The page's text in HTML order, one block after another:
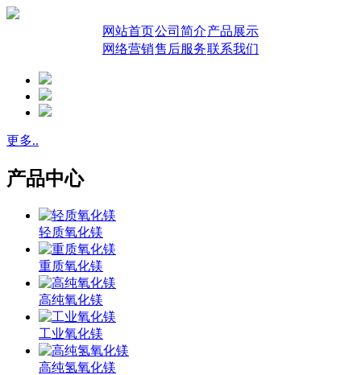
网站首页公司简介产品展示
网络营销售后服务联系我们
更多..
产品中心
轻质氧化镁
重质氧化镁
高纯氧化镁
工业氧化镁
高纯氢氧化镁